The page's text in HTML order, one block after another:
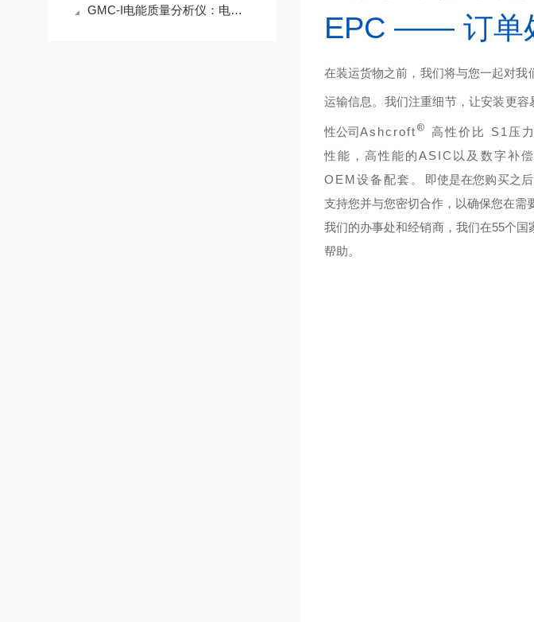
GMC-I电能质量分析仪：电力工程师的“诊断神器”
EPC —— 订单
在装运货物之前，我们将与您一起对
运输信息。我们注重细节，让安装更
性公司Ashcroft ® 高性价比 S1压
性能，高性能的ASIC以及数字补
OEM设备配套。 即使是在您购买之
支持您并与您密切合作，以确保您在需
我们的办事处和经销商，我们在55个
帮助。